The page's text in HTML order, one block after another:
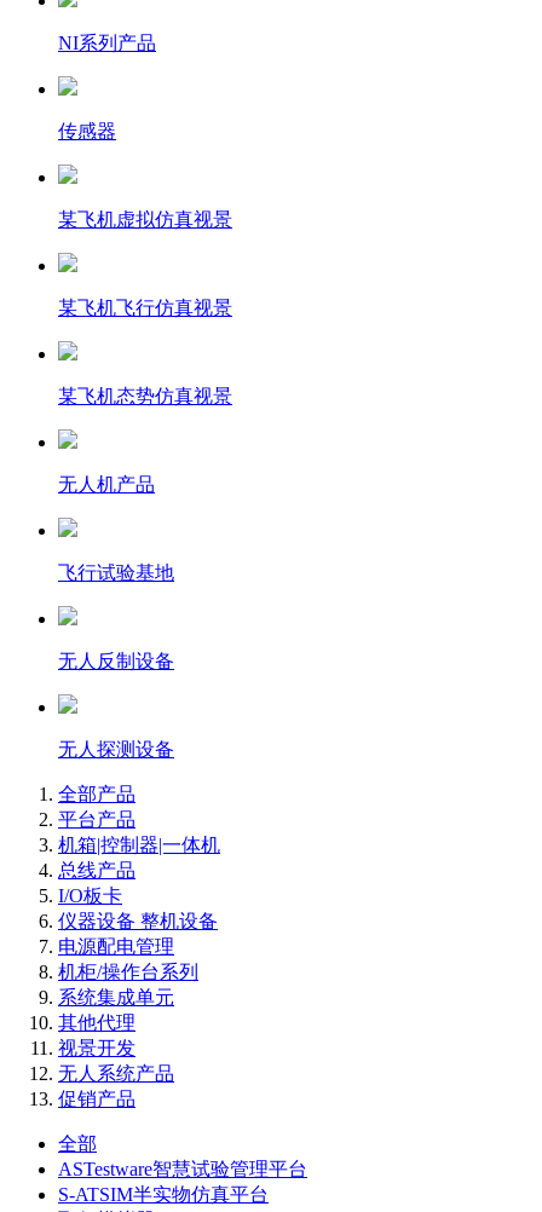
NI系列产品
传感器
某飞机虚拟仿真视景
某飞机飞行仿真视景
某飞机态势仿真视景
无人机产品
飞行试验基地
无人反制设备
无人探测设备
全部产品
平台产品
机箱|控制器|一体机
总线产品
I/O板卡
仪器设备 整机设备
电源配电管理
机柜/操作台系列
系统集成单元
其他代理
视景开发
无人系统产品
促销产品
全部
ASTestware智慧试验管理平台
S-ATSIM半实物仿真平台